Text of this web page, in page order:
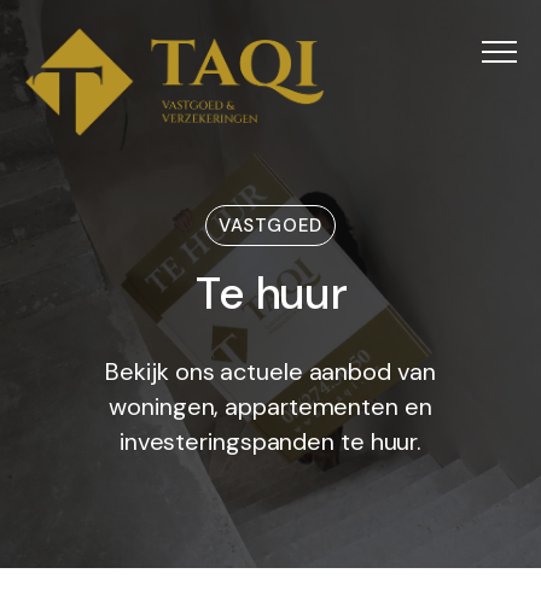
VASTGOED
Te huur
Tehuur
Bekijk ons actuele aanbod van
woningen, appartementen en
investeringspanden te huur.